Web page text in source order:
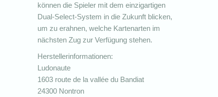
können die Spieler mit dem einzigartigen
Dual-Select-System in die Zukunft blicken,
um zu erahnen, welche Kartenarten im
nächsten Zug zur Verfügung stehen.
Herstellerinformationen:
Ludonaute
1603 route de la vallée du Bandiat
24300 Nontron